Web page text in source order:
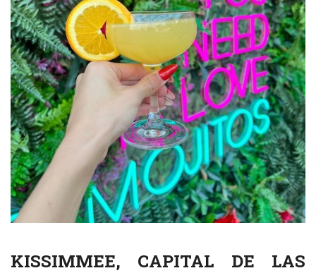
KISSIMMEE, CAPITAL DE LAS